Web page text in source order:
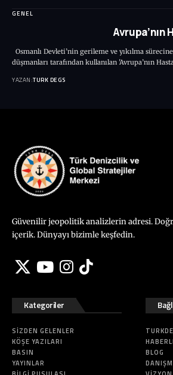
GENEL
Avrupa’nın Hasta
Osmanlı Devleti’nin gerileme ve yıkılma
düşmanları tarafından kullanılan 'Avrupa’nın
YAZAN:TURK DEGS
Güvenilir jeopolitik analizlerin adresi.
içerik. Dünyayı bizimle keşfedin.
Kategoriler
SIZDEN GELENLER
KÖŞE YAZILARI
BASIN
YAYINLAR
BLOG